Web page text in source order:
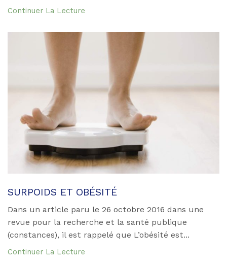
Continuer La Lecture
SURPOIDS ET OBÉSITÉ
Dans un article paru le 26 octobre 2016 dans une
revue pour la recherche et la santé publique
(constances), il est rappelé que L’obésité est...
Continuer La Lecture